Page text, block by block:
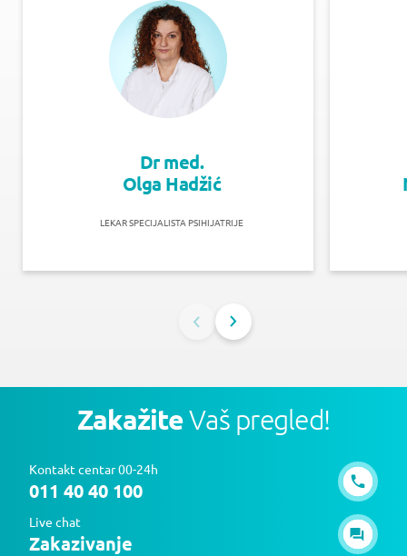
Dr med.
Olga Hadžić
LEKAR SPECIJALISTA PSIHIJATRIJE
ZakažiteVaš pregled!
Kontakt centar 00-24h
011 40 40 100
Live chat
Zakazivanje